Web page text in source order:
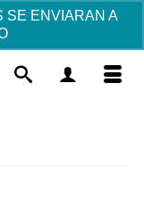
SE ENVIARAN A